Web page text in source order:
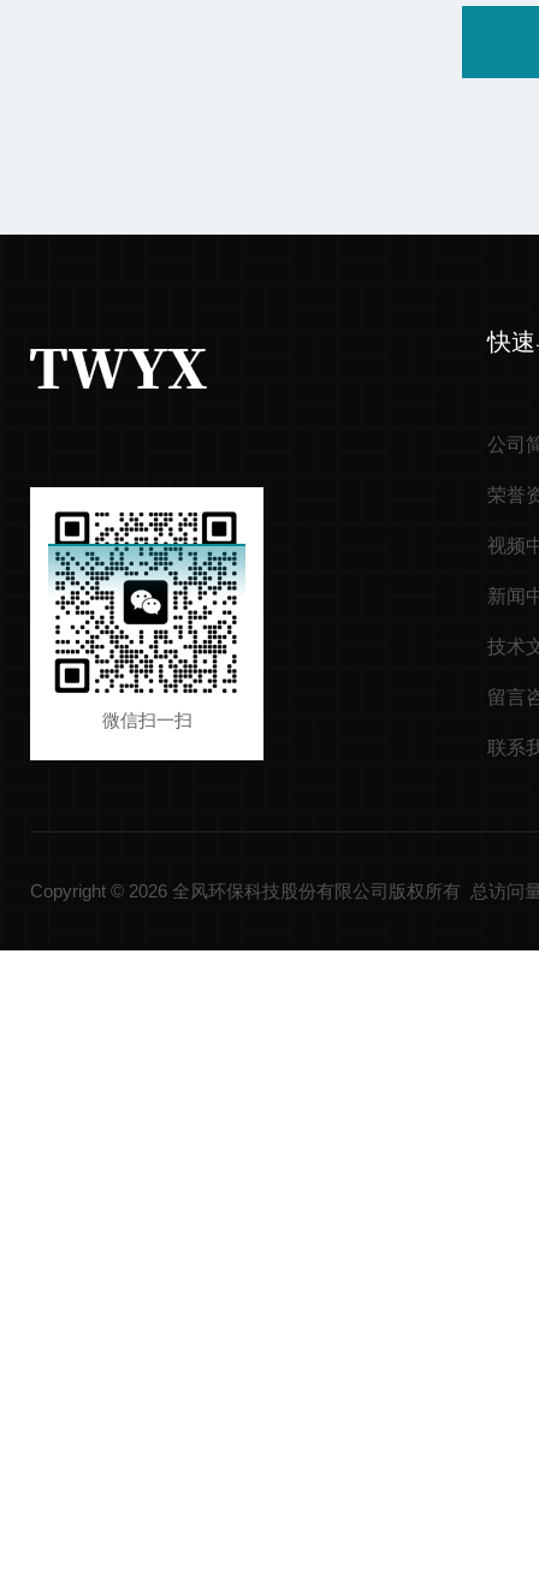
微信扫一扫
快
公司
荣誉
视频
新闻
技术
留言
联系
Copyright © 2026 全风环保科技股份有限公司版权所有 总访问